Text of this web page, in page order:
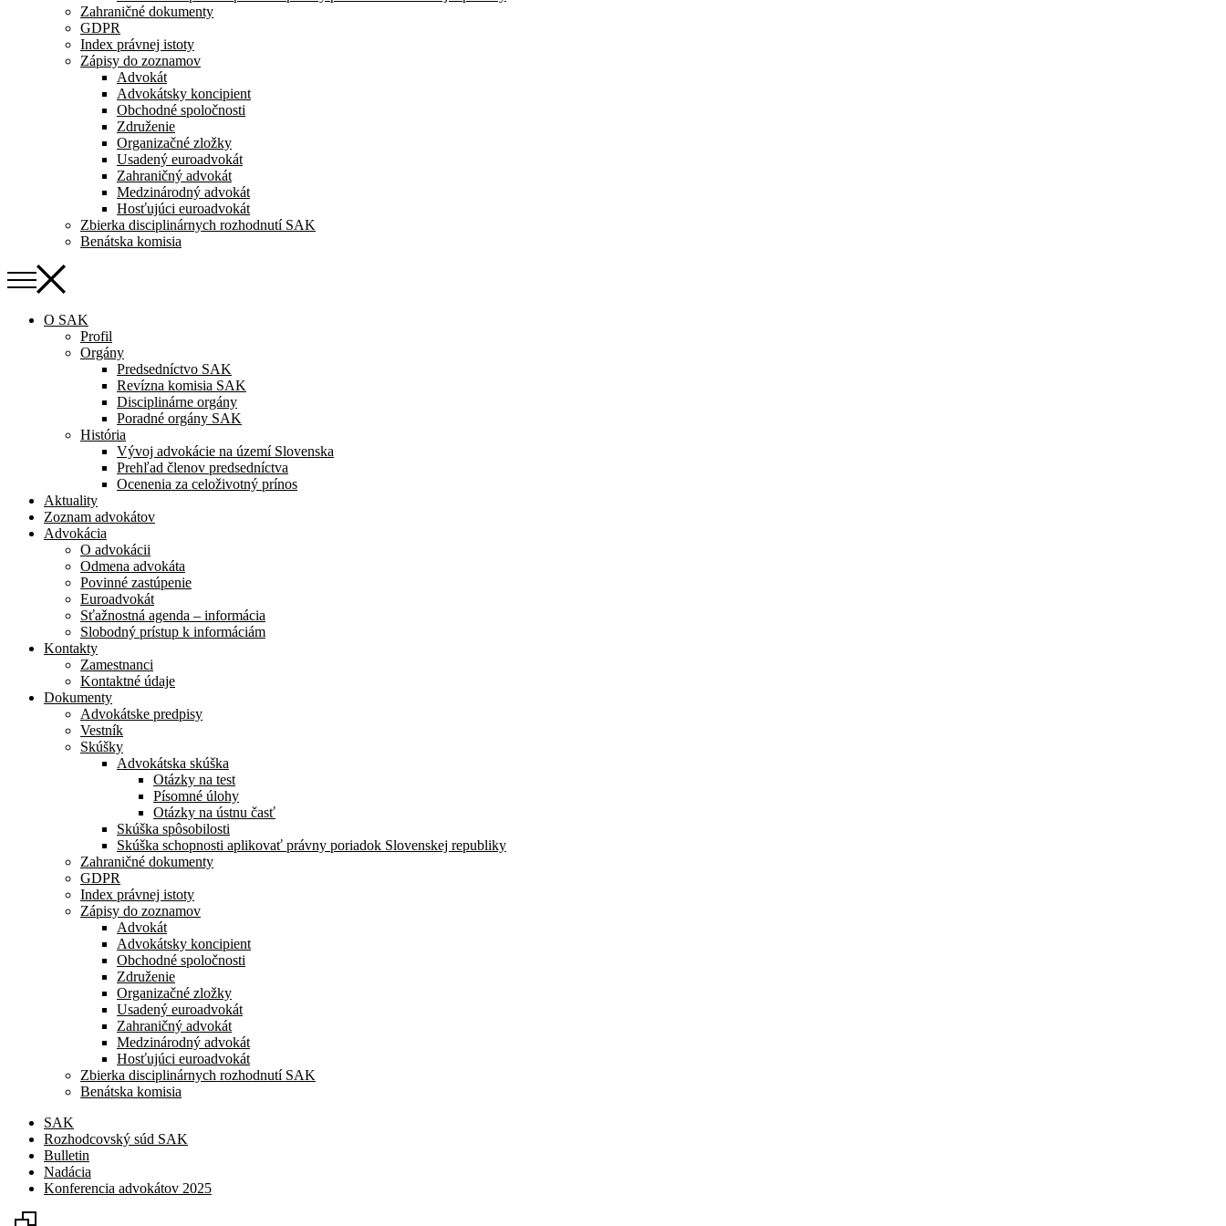
Zahraničné dokumenty
GDPR
Index právnej istoty
Zápisy do zoznamov
Advokát
Advokátsky koncipient
Obchodné spoločnosti
Združenie
Organizačné zložky
Usadený euroadvokát
Zahraničný advokát
Medzinárodný advokát
Hosťujúci euroadvokát
Zbierka disciplinárnych rozhodnutí SAK
Benátska komisia
O SAK
Profil
Orgány
Predsedníctvo SAK
Revízna komisia SAK
Disciplinárne orgány
Poradné orgány SAK
História
Vývoj advokácie na území Slovenska
Prehľad členov predsedníctva
Ocenenia za celoživotný prínos
Aktuality
Zoznam advokátov
Advokácia
O advokácii
Odmena advokáta
Povinné zastúpenie
Euroadvokát
Sťažnostná agenda – informácia
Slobodný prístup k informáciám
Kontakty
Zamestnanci
Kontaktné údaje
Dokumenty
Advokátske predpisy
Vestník
Skúšky
Advokátska skúška
Otázky na test
Písomné úlohy
Otázky na ústnu časť
Skúška spôsobilosti
Skúška schopnosti aplikovať právny poriadok Slovenskej republiky
Zahraničné dokumenty
GDPR
Index právnej istoty
Zápisy do zoznamov
Advokát
Advokátsky koncipient
Obchodné spoločnosti
Združenie
Organizačné zložky
Usadený euroadvokát
Zahraničný advokát
Medzinárodný advokát
Hosťujúci euroadvokát
Zbierka disciplinárnych rozhodnutí SAK
Benátska komisia
SAK
Rozhodcovský súd SAK
Bulletin
Nadácia
Konferencia advokátov 2025